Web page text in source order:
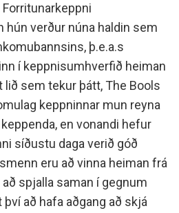
hún verður núna haldin sem
þ.e.a.s
í keppnisumhverfið heiman
lið sem tekur þátt, The Bools
keppninnar mun reyna
en vonandi hefur
síðustu daga verið góð
eru að vinna heiman frá
spjalla saman í gegnum
að hafa aðgang að skjá